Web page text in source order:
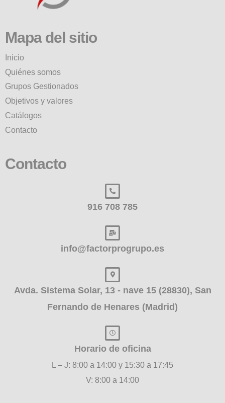
Mapa del sitio
Inicio
Quiénes somos
Grupos Gestionados
Objetivos y valores
Catálogos
Contacto
Contacto
916 708 785
info@factorprogrupo.es
Avda. Sistema Solar, 13 - nave 15 (28830), San
Fernando de Henares (Madrid)
Horario de oficina
L – J: 8:00 a 14:00 y 15:30 a 17:45
V: 8:00 a 14:00